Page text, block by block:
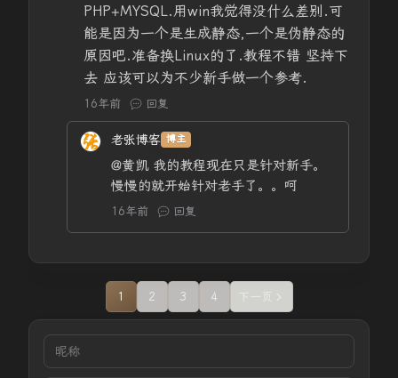
PHP+MYSQL.用win我觉得没什么差别.可
能是因为一个是生成静态,一个是伪静态的
原因吧.准备换Linux的了.教程不错 坚持下
去 应该可以为不少新手做一个参考.
16年前 回复
老张博客 博主
@黄凯我的教程现在只是针对新手。
慢慢的就开始针对老手了。。呵
16年前 回复
1 2 3 4 下一页